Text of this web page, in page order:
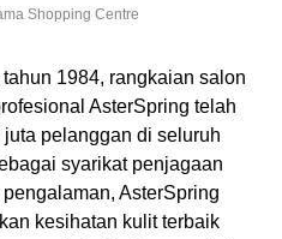
Shopping Centre
1984, rangkaian salon
AsterSpring telah
pelanggan di seluruh
syarikat penjagaan
AsterSpring
kesihatan kulit terbaik